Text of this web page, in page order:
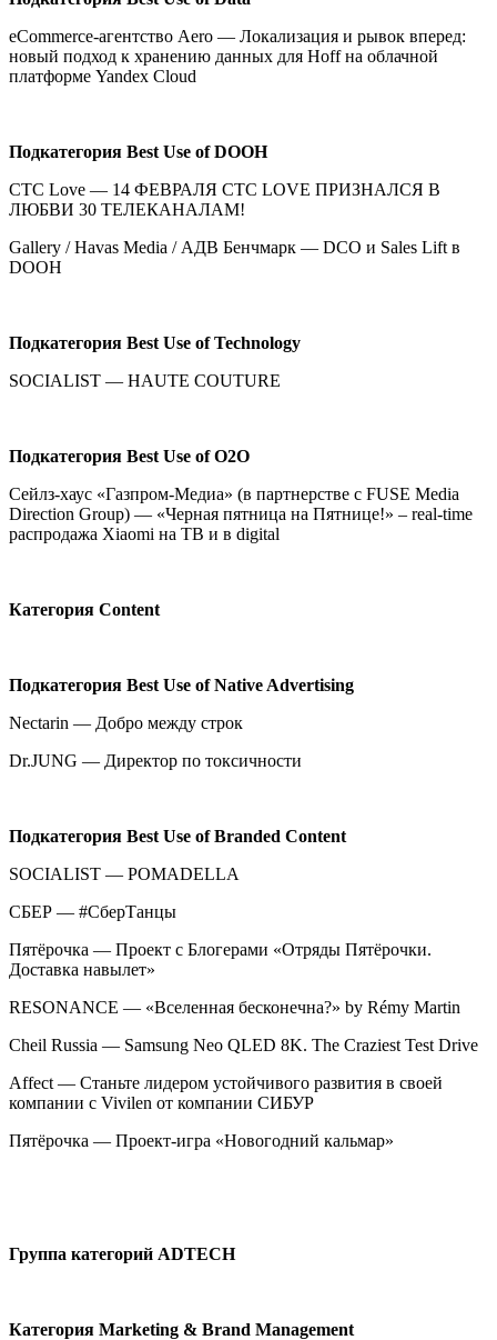
eCommerce-агентство Aero — Локализация и рывок вперед:
новый подход к хранению данных для Hoff на облачной
платформе Yandex Cloud
Подкатегория Best Use of DOOH
CTC Love — 14 ФЕВРАЛЯ СТС LOVE ПРИЗНАЛСЯ В
ЛЮБВИ 30 ТЕЛЕКАНАЛАМ!
Gallery / Havas Media / АДВ Бенчмарк — DCO и Sales Lift в
DOOH
Подкатегория Best Use of Technology
SOCIALIST — HAUTE COUTURE
Подкатегория Best Use of O2O
Сейлз-хаус «Газпром-Медиа» (в партнерстве с FUSE Media
Direction Group) — «Черная пятница на Пятнице!» – real-time
распродажа Xiaomi на ТВ и в digital
Категория Content
Подкатегория Best Use of Native Advertising
Nectarin — Добро между строк
Dr.JUNG — Директор по токсичности
Подкатегория Best Use of Branded Content
SOCIALIST — POMADELLA
СБЕР — #СберТанцы
Пятёрочка — Проект с Блогерами «Отряды Пятёрочки.
Доставка навылет»
RESONANCE — «Вселенная бесконечна?» by Rémy Martin
Cheil Russia — Samsung Neo QLED 8K. The Craziest Test Drive
Affect — Станьте лидером устойчивого развития в своей
компании с Vivilen от компании СИБУР
Пятёрочка — Проект-игра «Новогодний кальмар»
Группа категорий ADTECH
Категория Marketing & Brand Management